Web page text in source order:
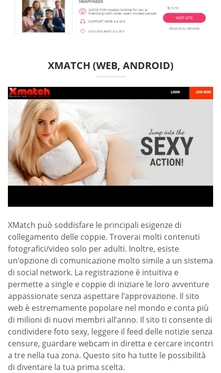
XMATCH (WEB, ANDROID)
XMatch può soddisfare le principali esigenze di
collegamento delle coppie. Troverai molti contenuti
fotografici/video solo per adulti. Inoltre, esiste
un’opzione di comunicazione molto simile a un sistema
di social network. La registrazione è intuitiva e
permette a single e coppie di iniziare le loro avventure
appassionate senza aspettare l’approvazione. Il sito
web è estremamente popolare nel mondo e conta più
di milioni di nuovi membri all’anno. Il sito ti consente di
condividere foto sexy, leggere il feed delle notizie senza
censure, guardare webcam in diretta e cercare incontri
a tre nella tua zona. Questo sito ha tutte le possibilità
di diventare la tua prima scelta.